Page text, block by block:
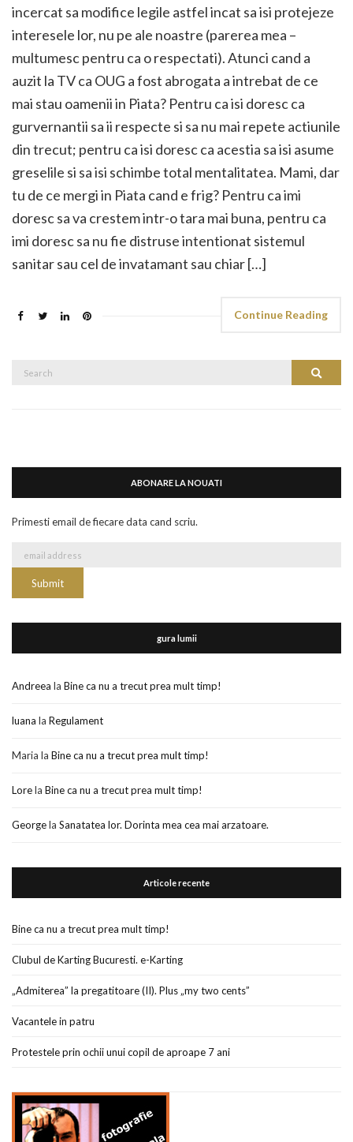
incercat sa modifice legile astfel incat sa isi protejeze
interesele lor, nu pe ale noastre (parerea mea –
multumesc pentru ca o respectati). Atunci cand a
auzit la TV ca OUG a fost abrogata a intrebat de ce
mai stau oamenii in Piata? Pentru ca isi doresc ca
gurvernantii sa ii respecte si sa nu mai repete actiunile
din trecut; pentru ca isi doresc ca acestia sa isi asume
greselile si sa isi schimbe total mentalitatea. Mami, dar
tu de ce mergi in Piata cand e frig? Pentru ca imi
doresc sa va crestem intr-o tara mai buna, pentru ca
imi doresc sa nu fie distruse intentionat sistemul
sanitar sau cel de invatamant sau chiar […]
Continue Reading
Search
Search
ABONARE LA NOUATI
Primesti email de fiecare data cand scriu.
gura lumii
Andreea la Bine ca nu a trecut prea mult timp!
luana la Regulament
Maria la Bine ca nu a trecut prea mult timp!
Lorela Bine ca nu a trecut prea mult timp!
Georgela Sanatatea lor. Dorinta mea cea mai arzatoare.
Articole recente
Bine ca nu a trecut prea mult timp!
Clubul de Karting Bucuresti. e-Karting
„Admiterea” la pregatitoare (II). Plus „my two cents”
Vacantele in patru
Protestele prin ochii unui copil de aproape 7 ani